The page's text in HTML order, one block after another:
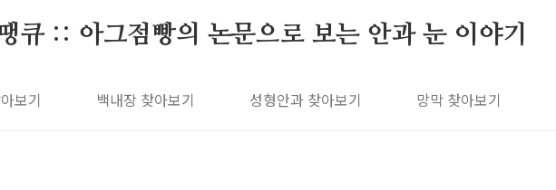
큐 :: 아그점빵의 논문으로 보는 안과 눈 이야기
보기 백내장 찾아보기 성형안과 찾아보기 망막 찾아보기